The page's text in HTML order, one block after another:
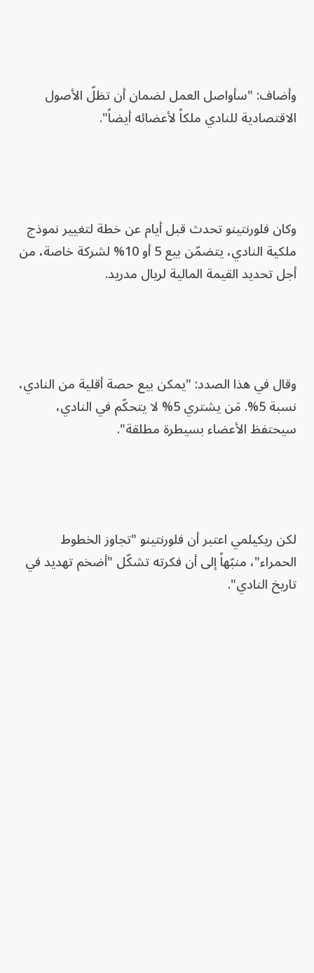
وأضاف: "سأواصل العمل لضمان أن تظلّ الأصول
الاقتصادية للنادي ملكاً لأعضائه أيضاً".
وكان فلورنتينو تحدث قبل أيام عن خطة لتغيير نموذج
ملكية النادي، يتضمّن بيع 5 أو 10% لشركة خاصة، من
أجل تحديد القيمة المالية لريال مدريد.
وقال في هذا الصدد: "يمكن بيع حصة أقلية من النادي،
نسبة 5%. مَن يشتري 5% لا يتحكّم في النادي،
سيحتفظ الأعضاء بسيطرة مطلقة".
لكن ريكيلمي اعتبر أن فلورنتينو "تجاوز الخطوط
الحمراء"، منبّهاً إلى أن فكرته تشكّل "أضخم تهديد في
تاريخ النادي".